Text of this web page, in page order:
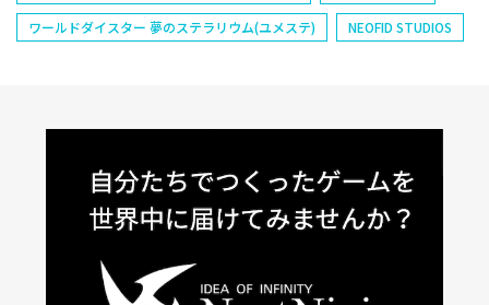
ワールドダイスター 夢のステラリウム(ユメステ)
NEOFID STUDIOS